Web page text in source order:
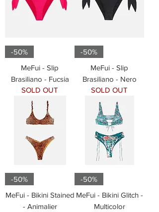
-50%
MeFui - Slip
Brasiliano - Fucsia
SOLD OUT
-50%
MeFui - Slip
Brasiliano - Nero
SOLD OUT
-50%
MeFui - Bikini Stained
- Animalier
-50%
MeFui - Bikini Glitch -
Multicolor